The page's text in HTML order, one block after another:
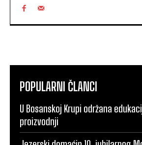
POPULARNI ČLANCI
U Bosanskoj Krupi održana
proizvodnji